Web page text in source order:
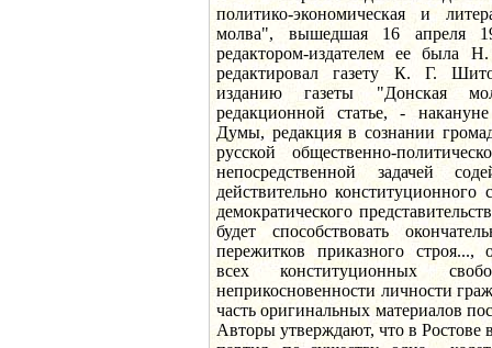
политико-экономическая и
молва", вышедшая 16 апреля
редактором-издателем ее была
редактировал газету К. Г.
изданию газеты "Донская
редакционной статье, -
Думы, редакция в сознании
русской общественно-
непосредственной задачей
действительно
демократического
будет способствовать
пережитков приказного строя...,
всех конституционных
неприкосновенности личности
часть оригинальных материалов
Авторы утверждают, что в